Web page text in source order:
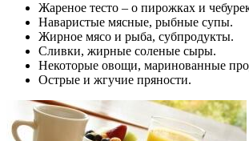
Жареное тесто – о пирожках и
Наваристые мясные, рыбные супы.
Жирное мясо и рыба, субпродукты.
Сливки, жирные соленые сыры.
Некоторые овощи, маринованные
Острые и жгучие пряности.